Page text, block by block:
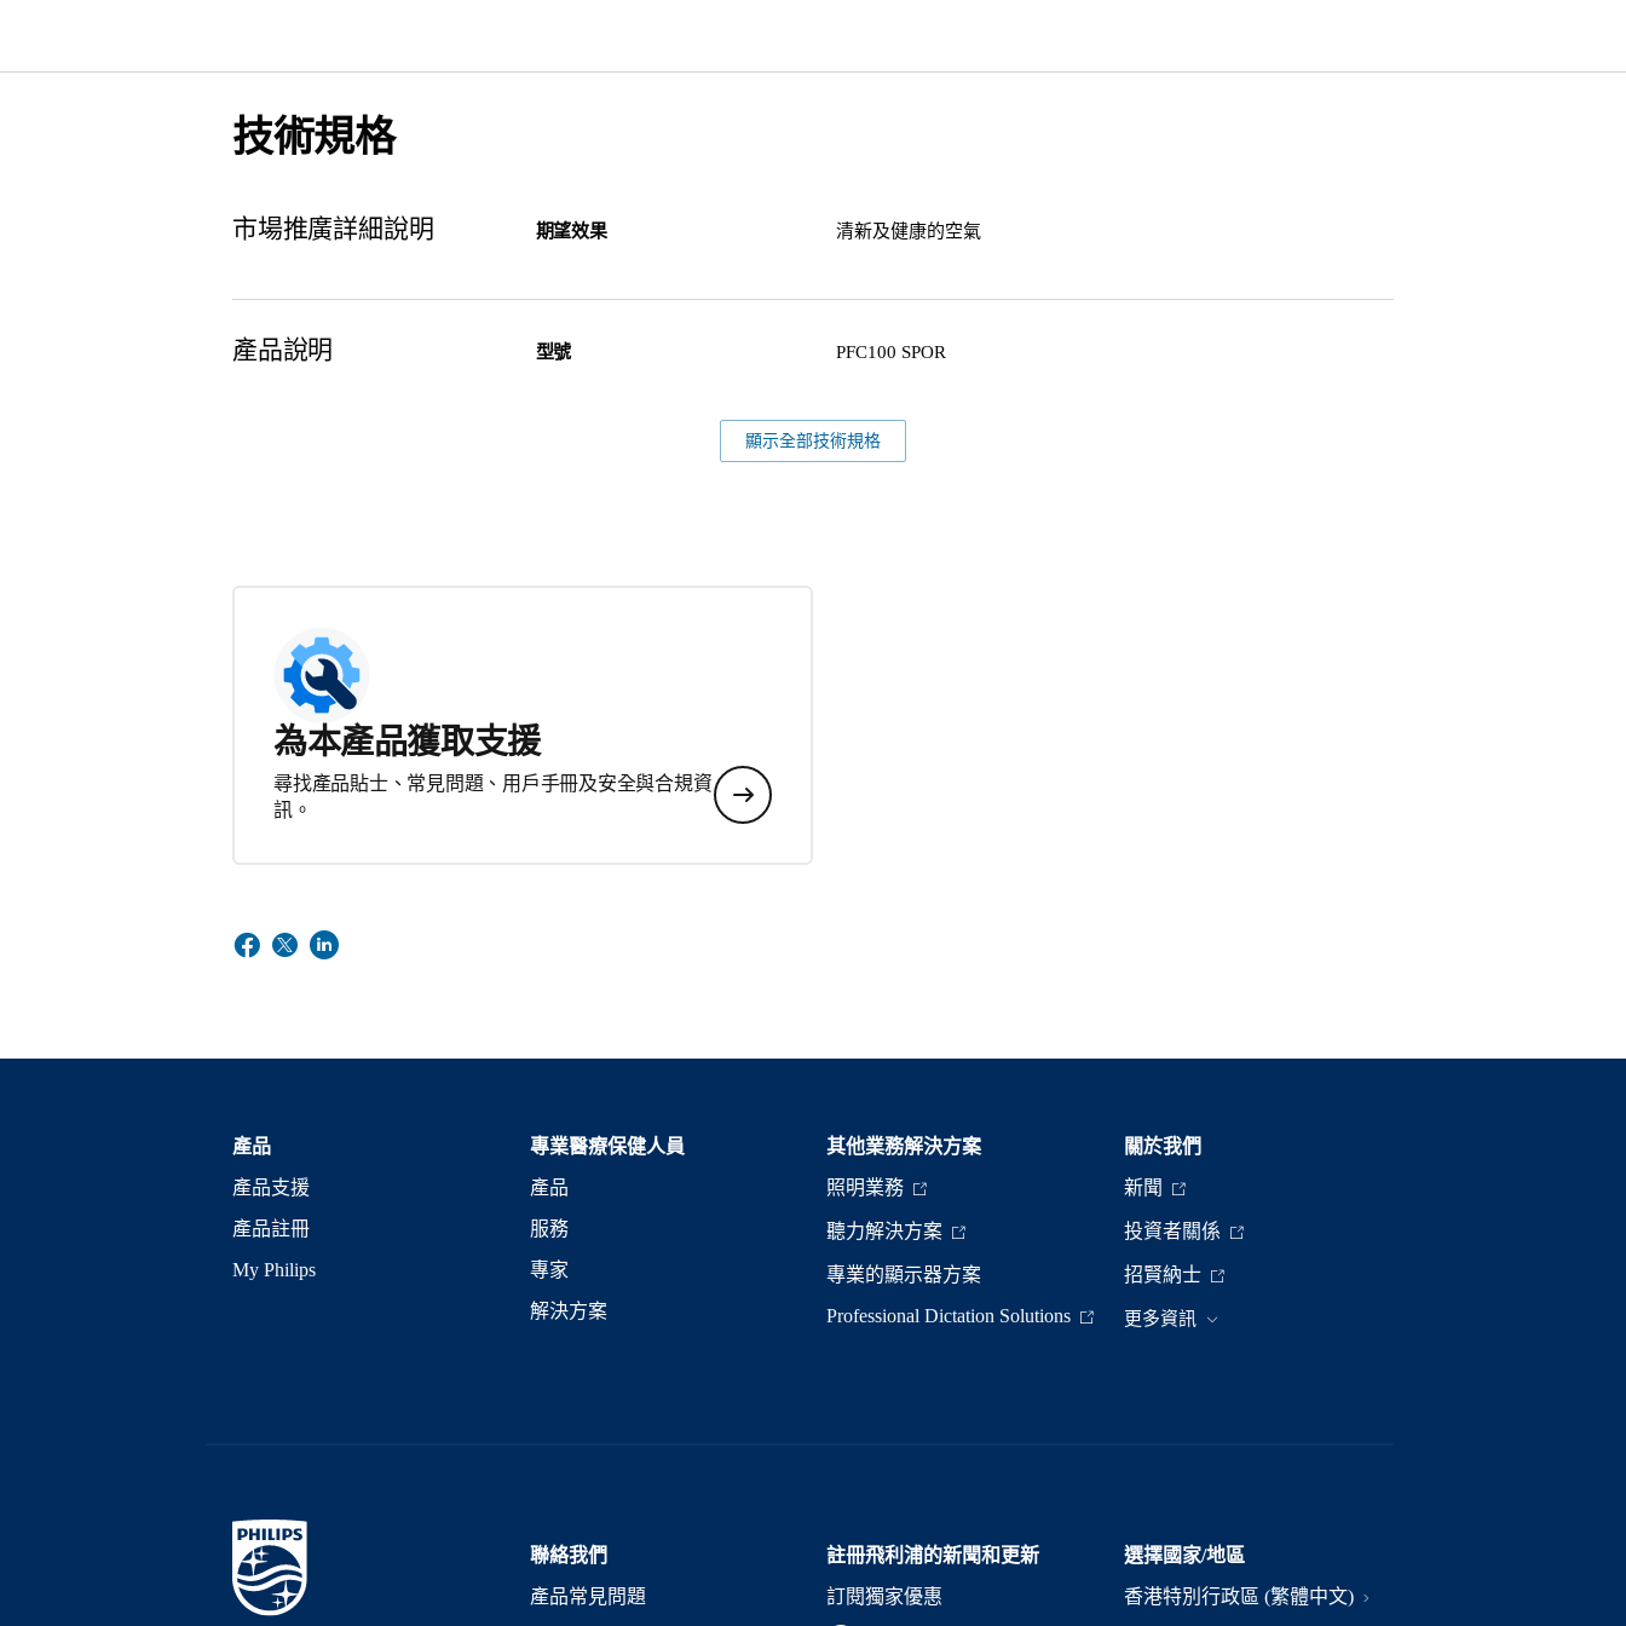
技術規格
市場推廣詳細說明 期望效果 清新及健康的空氣
產品說明 型號 PFC100 SPOR
顯示全部技術規格
為本產品獲取支援
尋找產品貼士、常見問題、用戶手冊及安全與合規資
訊。
產品
產品支援
產品註冊
My Philips
專業醫療保健人員
產品
服務
專家
解決方案
其他業務解決方案​
照明業務
聽力解決方案
專業的顯示器方案
Professional Dictation Solutions
關於我們
新聞
投資者關係
招賢納士
更多資訊
聯絡我們
產品常見問題
註冊飛利浦的新聞和更新
訂閱獨家優惠
選擇國家/地區
香港特別行政區 (繁體中文)